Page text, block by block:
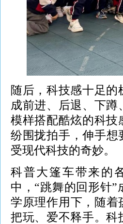
随后，科技感十足
成前进、后退、下
模样搭配酷炫的科技
纷围拢拍手，伸手想
受现代科技的奇妙。
科普大篷车带来的
中，“跳舞的回形针
学原理作用下，随着
把玩、爱不释手。科